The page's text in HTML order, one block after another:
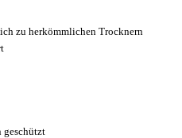
zu herkömmlichen Trocknern
geschützt